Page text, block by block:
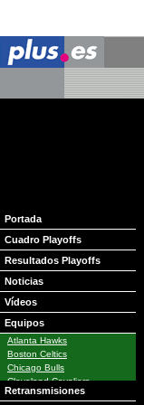
Portada
Cuadro Playoffs
Resultados Playoffs
Noticias
Vídeos
Equipos
Atlanta Hawks
Boston Celtics
Chicago Bulls
Cleveland Cavaliers
Dallas Mavericks
Retransmisiones